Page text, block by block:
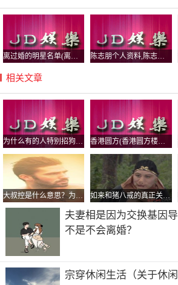
走走都是有小开心的。
单纯的人，未必是看问题简单，他们只
惬意生活。多数时候我不是看问题简单
可能惬意生活。
岁月匆忙，偷得浮生半日闲。苦笑的确
到老泪纵横。工作，越做越会工作。
暇。工作依旧很忙碌，依旧能够做到有
以下是我收集整理的放松心情的句子发
仅供参考，欢迎大家阅读收藏。 一个
不值得你为他流泪，悲痛的时候就去放
泪。 这个世界上，总有一个人在某处
享受午后的休闲岁月静好
繁忙的时候觉得惬意恬淡的桃源生活很
候却又觉得那繁忙的生活才是最有意义
光，很美。天气分冷暖，寒暑交替轮回
相关文章
夫妻相是因为交换基因
不是不会离婚？
宗穿休闲生活（关于休闲